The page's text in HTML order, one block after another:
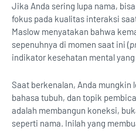
Jika Anda sering lupa nama,
fokus pada kualitas interaksi
Maslow menyatakan bahwa
sepenuhnya di momen saat ini (
indikator kesehatan mental
Saat berkenalan, Anda
bahasa tubuh, dan topik
adalah membangun koneksi,
seperti nama. Inilah yang